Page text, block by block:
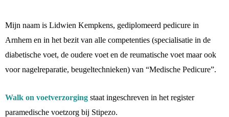
Mijn naam is Lidwien Kempkens, gediplomeerd pedicure in
Arnhem en in het bezit van alle competenties (specialisatie in de
diabetische voet, de oudere voet en de reumatische voet maar ook
voor nagelreparatie, beugeltechnieken) van “Medische Pedicure”.
Walk on voetverzorging staat ingeschreven in het register
paramedische voetzorg bij Stipezo.